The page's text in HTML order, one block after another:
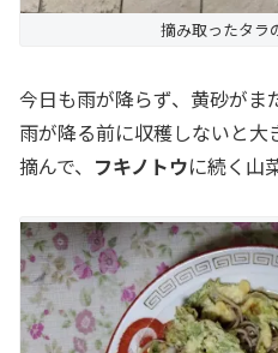
摘み取ったタラ
今日も雨が降らず、黄砂がま
雨が降る前に収穫しないと
摘んで、 フキノトウに続く山